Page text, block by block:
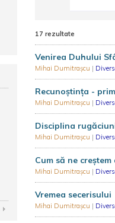
17 rezultate
Venirea Duhului
Mihai Dumitrașcu |
Recunoștința -
Mihai Dumitrașcu |
Disciplina
Mihai Dumitrașcu |
Cum să ne
Mihai Dumitrașcu |
Vremea secerisului
Mihai Dumitrașcu |